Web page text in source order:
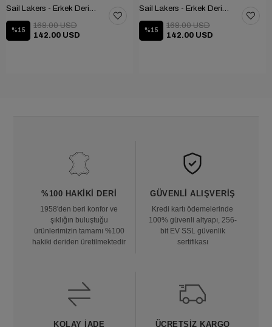
%15
142.00 USD
168.00 USD
%15
142.00 USD
168.00 USD
%100 HAKIKI DERI
1958'den beri konfor ve
şıklığın buluştuğu
ürünlerimizin tamamı %100
hakiki deriden üretilmektedir
GÜVENLI ALIŞVERIŞ
Kredi kartı ödemelerinde
100% güvenli altyapı, 256-
bit EV SSL güvenlik
sertifikası
KOLAY İADE ÜCRETSIZ KARGO